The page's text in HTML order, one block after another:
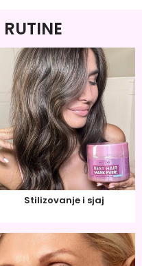
RUTINE
Stilizovanje i sjaj